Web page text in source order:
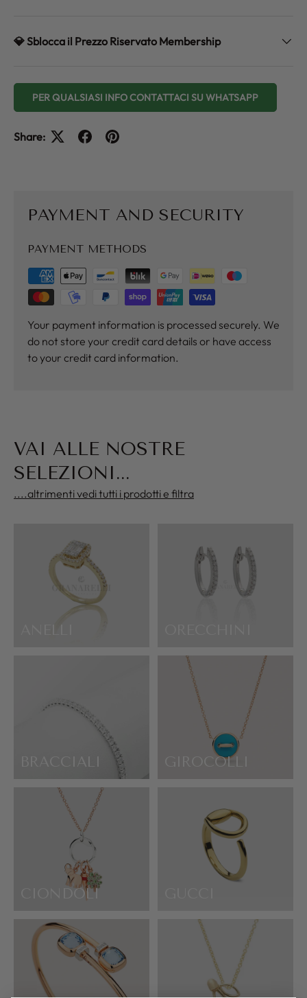
💎 Sblocca il Prezzo Riservato Membership
PER QUALSIASI INFO CONTATTACI SU WHATSAPP
Share:
PAYMENT AND SECURITY
PAYMENT METHODS
Your payment information is processed securely. We
do not store your credit card details or have access
to your credit card information.
VAI ALLE NOSTRE
SELEZIONI...
....altrimenti vedi tutti i prodotti e filtra
ANELLI
BRACCIALI GIROCOLLI
CIONDOLI